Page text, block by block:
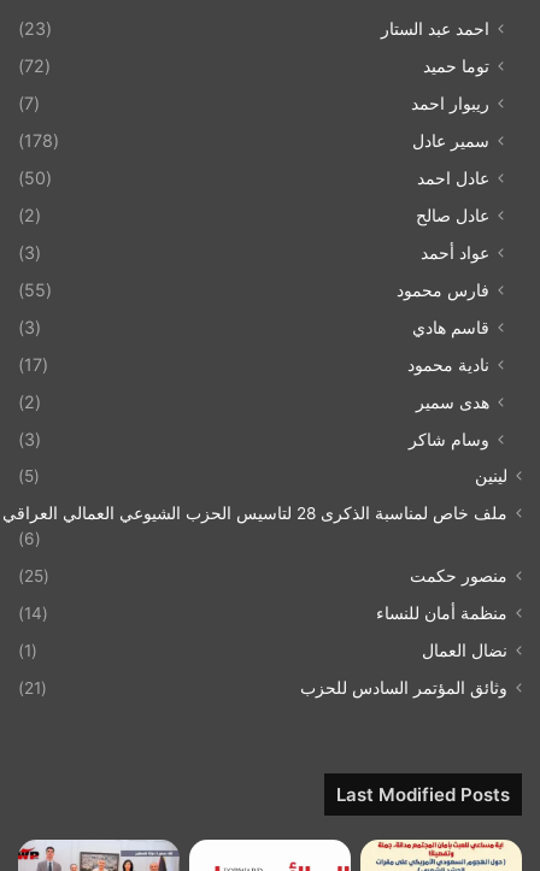
احمد عبد الستار
(23)
توما حميد
(72)
ريبوار احمد
(7)
سمير عادل
(178)
عادل احمد
(50)
عادل صالح
(2)
عواد أحمد
(3)
فارس محمود
(55)
قاسم هادي
(3)
نادية محمود
(17)
هدى سمير
(2)
وسام شاكر
(3)
لينين
(5)
ملف خاص لمناسبة الذكرى 28 لتاسيس الحزب الشيوعي العمالي العراقي 1993/07/21
(6)
منصور حكمت
(25)
منظمة أمان للنساء
(14)
نضال العمال
(1)
وثائق المؤتمر السادس للحزب
(21)
Last Modified Posts